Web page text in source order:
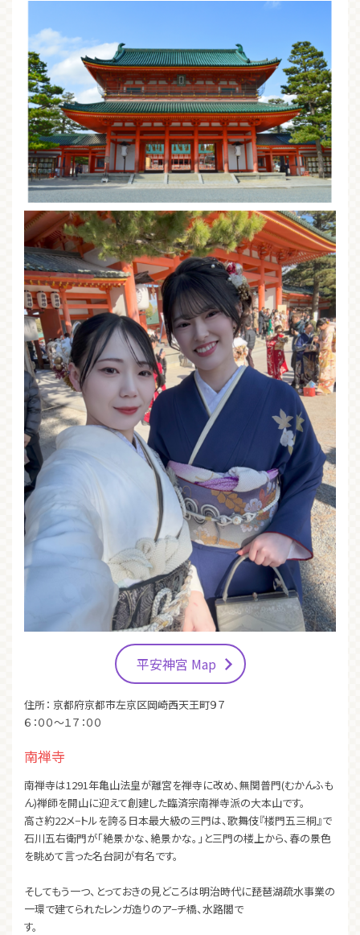
平安神宮 Map
住所： 京都府京都市左京区岡崎西天王町９７
６：００～１７：００
南禅寺
南禅寺は1291年亀山法皇が離宮を禅寺に改め、無関普門(むかんふも
ん)禅師を開山に迎えて創建した臨済宗南禅寺派の大本山です。
高さ約22メ−トルを誇る日本最大級の三門は、歌舞伎『楼門五三桐』で
石川五右衛門が「絶景かな、絶景かな。」と三門の楼上から、春の景色
を眺めて言った名台詞が有名です。
そしてもう一つ、とっておきの見どころは明治時代に琵琶湖疏水事業の
一環で建てられたレンガ造りのア−チ橋、水路閣で
す